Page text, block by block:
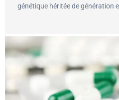
génétique héritée de génération